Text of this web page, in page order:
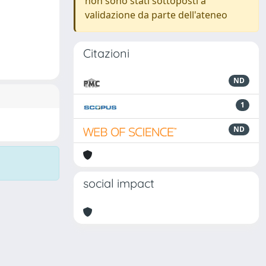
validazione da parte dell'ateneo
Citazioni
ND
1
ND
social impact